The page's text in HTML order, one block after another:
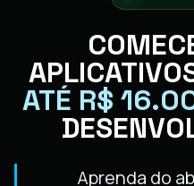
ATÉ R$
Aprenda do